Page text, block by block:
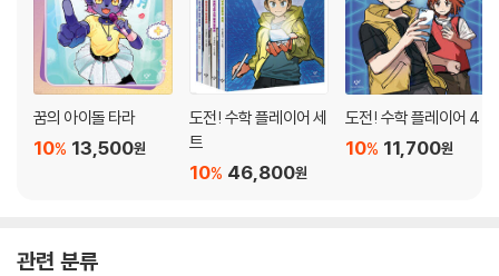
로그램을 약속하는 원기
6. 삼각비와 정수론: 삼각비가 필요했던 이유는 무엇일까?
프랑스 혁명과 나폴레옹의 등장 | 삼각비로 쏘아 올린 대포 | 삼각비 표의
응용 | 삼각형의 닮음을 활용한 나폴레옹 | 나폴레옹이 존경한 수학자, 가
우스 | 나는 말을 하기 전에 이미 계산할 수 있었다 | 가우스와 정수론 | 소
꿈의 아이돌 타라
13,500원
10%
도전! 수학 플레이어 세
트
46,800원
10%
도전! 수학 플레이어 4
11,700원
10%
관련 분류